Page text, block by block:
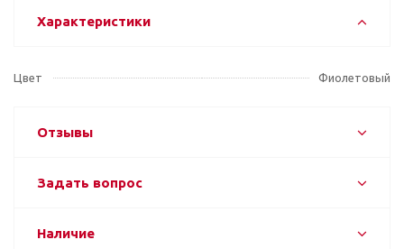
Характеристики
Цвет Фиолетовый
Отзывы
Задать вопрос
Наличие